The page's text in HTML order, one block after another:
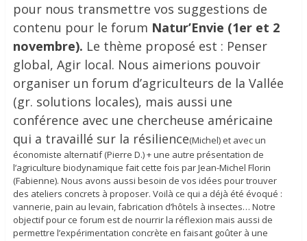
pour nous transmettre vos suggestions de
contenu pour le forum Natur’Envie (1er et 2
novembre). Le thème proposé est : Penser
global, Agir local. Nous aimerions pouvoir
organiser un forum d’agriculteurs de la Vallée
(gr. solutions locales), mais aussi une
conférence avec une chercheuse américaine
qui a travaillé sur la résilience(Michel) et avec un
économiste alternatif (Pierre D.) + une autre présentation de
l’agriculture biodynamique fait cette fois par Jean-Michel Florin
(Fabienne). Nous avons aussi besoin de vos idées pour trouver
des ateliers concrets à proposer. Voilà ce qui a déjà été évoqué :
vannerie, pain au levain, fabrication d’hôtels à insectes… Notre
objectif pour ce forum est de nourrir la réflexion mais aussi de
permettre l’expérimentation concrète en faisant goûter à une